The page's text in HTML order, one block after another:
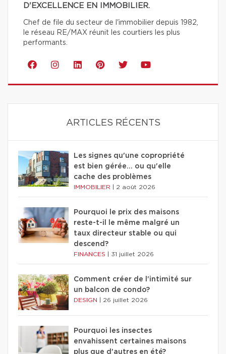
D'EXCELLENCE EN IMMOBILIER.
Chef de file du secteur de l'immobilier depuis 1982,
le réseau RE/MAX réunit les courtiers les plus
performants.
ARTICLES RÉCENTS
Les signes qu'une copropriété
est bien gérée… ou qu'elle
cache des problèmes
IMMOBILIER 2 août 2026
Pourquoi le prix des maisons
reste-t-il le même malgré un
taux directeur stable ou qui
descend?
FINANCES 31 juillet 2026
Comment créer de l'intimité sur
un balcon de condo?
DESIGN 26 juillet 2026
Pourquoi les insectes
envahissent certaines maisons
plus que d'autres en été?